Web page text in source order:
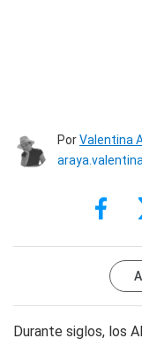
PorValentina
Durante siglos, los